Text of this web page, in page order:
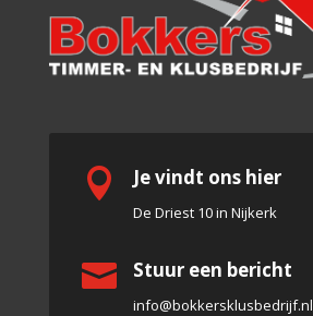
 Je vindt ons hier
De Driest 10 in Nijkerk
 Stuur een bericht
info@bokkersklusbedrijf.nl